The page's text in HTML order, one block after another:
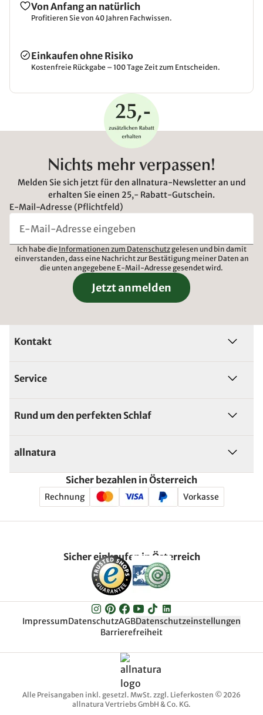
Von Anfang an natürlich
Profitieren Sie von 40 Jahren Fachwissen.
Einkaufen ohne Risiko
Kostenfreie Rückgabe – 100 Tage Zeit zum Entscheiden.
Nichts mehr verpassen!
Melden Sie sich jetzt für den allnatura-Newsletter an und
erhalten Sie einen 25,- Rabatt-Gutschein.
E-Mail-Adresse (Pflichtfeld)
Ich habe die Informationen zum Datenschutzgelesen und bin damit
einverstanden, dass eine Nachricht zur Bestätigung meiner Daten an
die unten angegebene E-Mail-Adresse gesendet wird.
Jetzt anmelden
Kontakt
Service
Rund um den perfekten Schlaf
allnatura
Sicher bezahlen in Österreich
Rechnung Vorkasse
Sicher einkaufen in Österreich
ImpressumDatenschutzAGBDatenschutzeinstellungen
Barrierefreiheit
Alle Preisangaben inkl. gesetzl. MwSt. zzgl. Lieferkosten © 2026
allnatura Vertriebs GmbH & Co. KG.